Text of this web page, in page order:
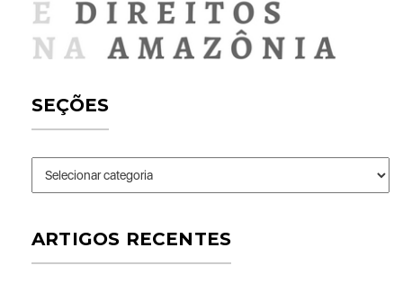
SEÇÕES
Seções
ARTIGOS RECENTES